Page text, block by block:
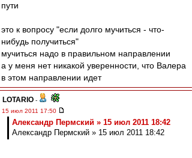
пути
это к вопросу "если долго мучиться - что-
нибудь получиться"
мучиться надо в правильном направлении
а у меня нет никакой уверенности, что Валера
в этом направлении идет
LOTARIO -
15 июл 2011 17:50
Александр Пермский » 15 июл 2011 18:42
Александр Пермский » 15 июл 2011 18:42